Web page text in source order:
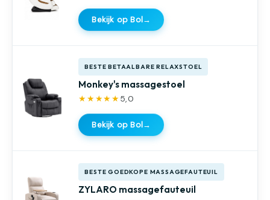
Bekijk op Bol→
BESTE BETAALBARE RELAXSTOEL
Monkey's massagestoel
★★★★★5,0
Bekijk op Bol→
BESTE GOEDKOPE MASSAGEFAUTEUIL
ZYLARO massagefauteuil